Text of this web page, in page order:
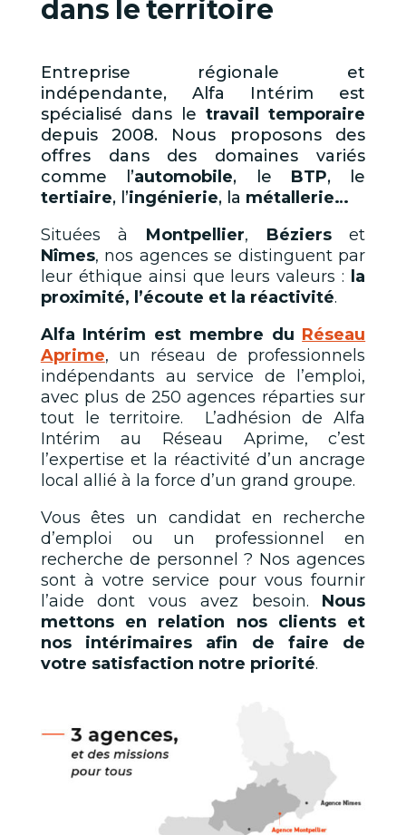
dans leterritoire
Entreprise régionale et
indépendante, Alfa Intérim est
spécialisé dans letravail temporaire
depuis 2008. Nous proposons des
offres dans des domaines variés
comme l’automobile, le BTP, le
tertiaire, l’ingénierie, la métallerie…
Situées à Montpellier, Bézierset
Nîmes, nos agences se distinguent par
leur éthique ainsi que leurs valeurs :
la
proximité, l’écoute et la réactivité.
Alfa Intérim est membre du Réseau
Aprime, un réseau de professionnels
indépendants au service de l’emploi,
avec plus de 250 agences réparties sur
tout le territoire. L’adhésion de Alfa
Intérim au Réseau Aprime, c’est
l’expertise et la réactivité d’un ancrage
local allié à la force d’un grand groupe.
Vous êtes un candidat en recherche
d’emploi ou un professionnel en
recherche de personnel ? Nos agences
sont à votre service pour vous fournir
l’aide dont vous avez besoin. Nous
mettons en relation nos clients et
nos intérimaires afin de faire de
votre satisfaction notre priorité.